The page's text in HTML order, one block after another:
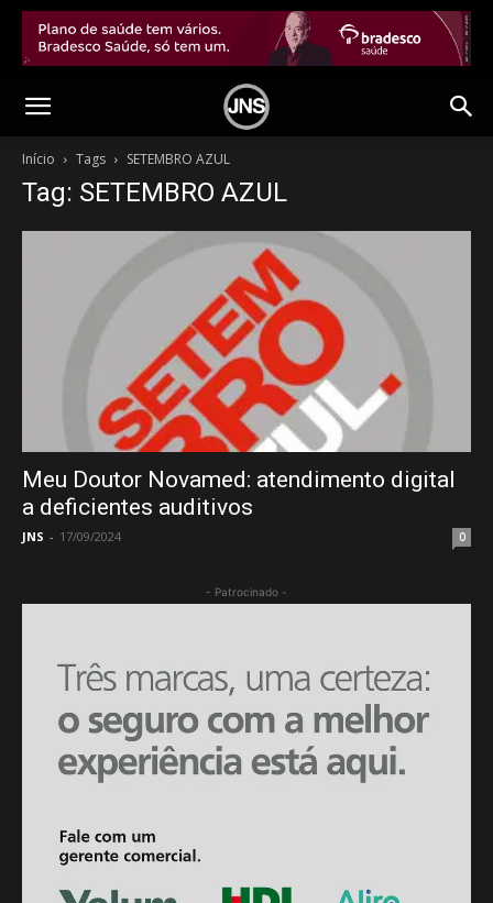
Início Tags SETEMBRO AZUL
Tag: SETEMBRO AZUL
Meu Doutor Novamed: atendimento digital
a deficientes auditivos
JNS - 17/09/2024 0
- Patrocinado -